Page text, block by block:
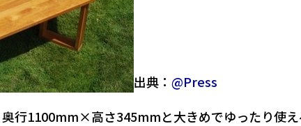
出典： @Press
行1100mm×高さ345mmと大きめでゆったり使え